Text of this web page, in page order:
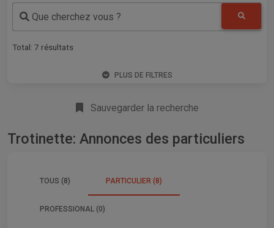
Que cherchez vous ?
Total: 7 résultats
PLUS DE FILTRES
Sauvegarder la recherche
Trotinette: Annonces des particuliers
TOUS (8) PARTICULIER (8)
PROFESSIONAL (0)